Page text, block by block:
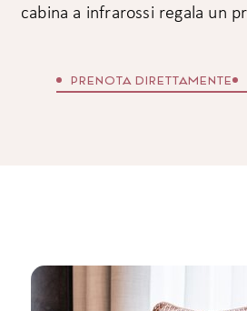
cabina a infrarossi regala un
cuore della Val
PRENOTA DIRETTAMENTE